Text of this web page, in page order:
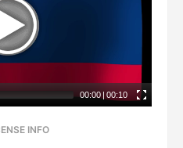
00:00 | 00:10
INFO